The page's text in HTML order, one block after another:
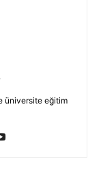
üniversite eğitim